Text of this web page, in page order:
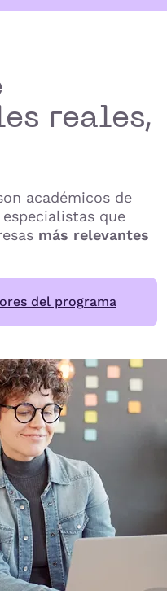
reales,
académicos de
que
más relevantes
del programa